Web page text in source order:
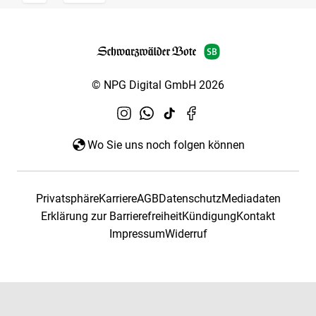
© NPG Digital GmbH 2026
Wo Sie uns noch folgen können
PrivatsphäreKarriereAGBDatenschutzMediadaten
Erklärung zur BarrierefreiheitKündigungKontakt
ImpressumWiderruf